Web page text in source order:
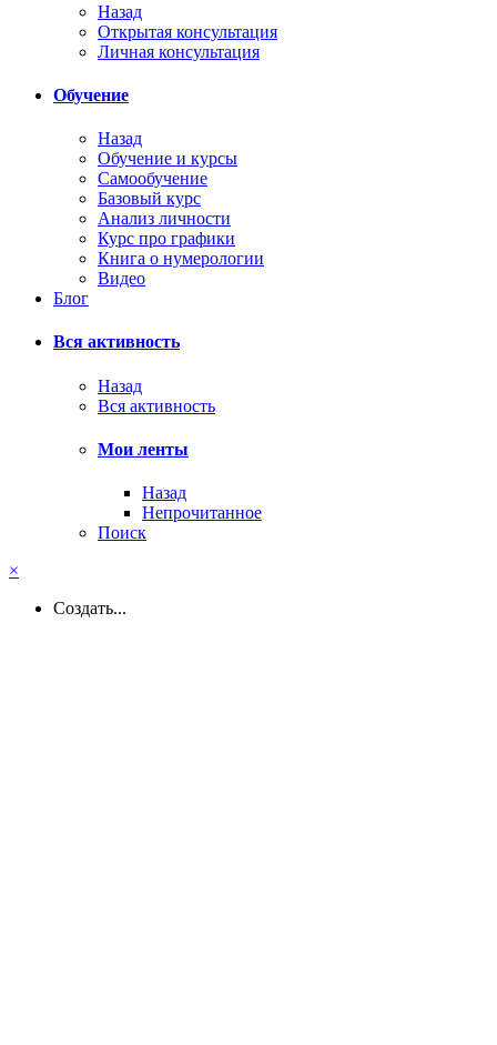
Назад
Открытая консультация
Личная консультация
Обучение
Назад
Обучение и курсы
Самообучение
Базовый курс
Анализ личности
Курс про графики
Книга о нумерологии
Видео
Блог
Вся активность
Назад
Вся активность
Мои ленты
Назад
Непрочитанное
Поиск
×
Создать...